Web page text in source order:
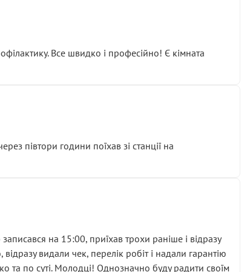
декілька гайок під лобовим склом. Мені
повертатися.
Все швидко і професійно! Є кімната
півтори години поїхав зі станції на
на 15:00, приїхав трохи раніше і відразу
видали чек, перелік робіт і надали гарантію
та по суті. Молодці! Однозначно буду радити своїм